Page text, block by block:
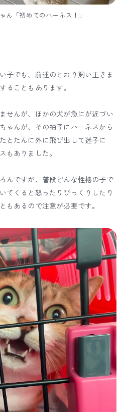
ん「初めてのハーネス！」
子でも、前述のとおり飼い主さま
ることもあります。
せんが、ほかの犬が急にが近づい
ゃんが、その拍子にハーネスから
とたんに外に飛び出して迷子に
もありました。
んですが、普段どんな性格の子で
てくると怒ったりびっくりしたり
もあるので注意が必要です。